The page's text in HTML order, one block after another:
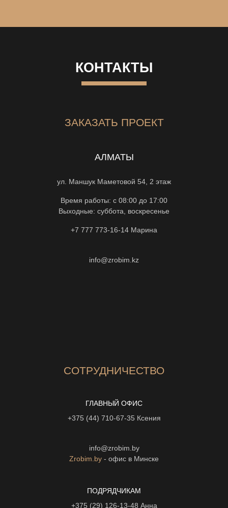
КОНТАКТЫ
ЗАКАЗАТЬ ПРОЕКТ
АЛМАТЫ
ул. Маншук Маметовой 54, 2 этаж
Время работы: с 08:00 до 17:00
Выходные: суббота, воскресенье
+7 777 773-16-14 Марина
info@zrobim.kz
СОТРУДНИЧЕСТВО
ГЛАВНЫЙ ОФИС
+375 (44) 710-67-35 Ксения
info@zrobim.by
Zrobim.by - офис в Минске
ПОДРЯДЧИКАМ
+375 (29) 126-13-48 Анна